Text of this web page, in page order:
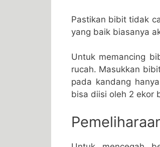
Pastikan bibit tidak
yang baik biasanya
Untuk memancing
rucah. Masukkan
pada kandang
bisa diisi oleh 2 ekor